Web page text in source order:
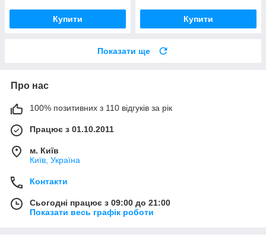
Купити Купити
Показати ще
Про нас
100% позитивних з 110 відгуків за рік
Працює з 01.10.2011
м. Київ
Київ, Україна
Контакти
Сьогодні працює з 09:00 до 21:00
Показати весь графік роботи